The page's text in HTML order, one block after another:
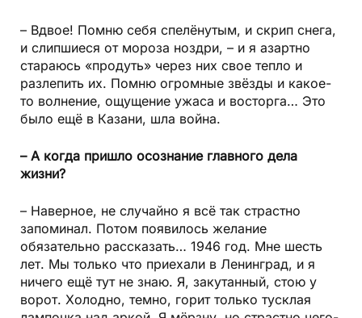
– Вдвое! Помню себя спелёнутым, и скрип снега,
и слипшиеся от мороза ноздри, – и я азартно
стараюсь «продуть» через них свое тепло и
разлепить их. Помню огромные звёзды и какое-
то волнение, ощущение ужаса и восторга… Это
было ещё в Казани, шла война.
– А когда пришло осознание главного дела
жизни?
– Наверное, не случайно я всё так страстно
запоминал. Потом появилось желание
обязательно рассказать… 1946 год. Мне шесть
лет. Мы только что приехали в Ленинград, и я
ничего ещё тут не знаю. Я, закутанный, стою у
ворот. Холодно, темно, горит только тусклая